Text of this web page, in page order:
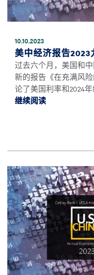
10.10.2023
美中经济报告2023
过去六个月，美国和
新的报告《在充满风
论了美国利率和2024年
继续阅读继续阅读美
图像